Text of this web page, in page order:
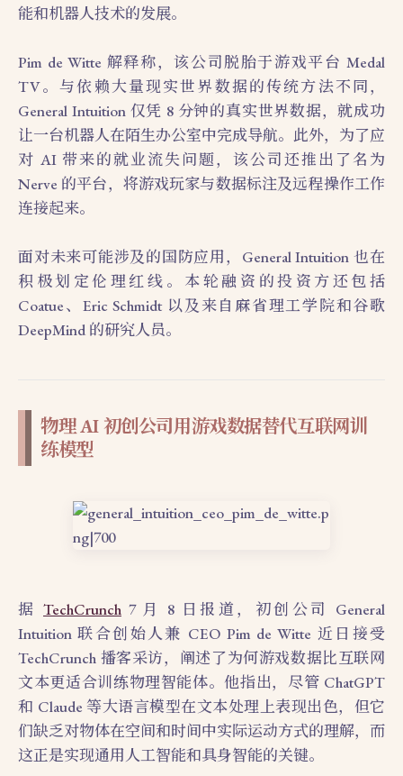
能和机器人技术的发展。
Pim de Witte 解释称，该公司脱胎于游戏平台 Medal
TV。与依赖大量现实世界数据的传统方法不同，
General Intuition 仅凭 8 分钟的真实世界数据，就成功
让一台机器人在陌生办公室中完成导航。此外，为了应
对 AI 带来的就业流失问题，该公司还推出了名为
Nerve 的平台，将游戏玩家与数据标注及远程操作工作
连接起来。
面对未来可能涉及的国防应用，General Intuition 也在
积极划定伦理红线。本轮融资的投资方还包括
Coatue、Eric Schmidt 以及来自麻省理工学院和谷歌
DeepMind 的研究人员。
物理 AI 初创公司用游戏数据替代互联网训
练模型
据 TechCrunch 7 月 8 日报道，初创公司 General
Intuition 联合创始人兼 CEO Pim de Witte 近日接受
TechCrunch 播客采访，阐述了为何游戏数据比互联网
文本更适合训练物理智能体。他指出，尽管 ChatGPT
和 Claude 等大语言模型在文本处理上表现出色，但它
们缺乏对物体在空间和时间中实际运动方式的理解，而
这正是实现通用人工智能和具身智能的关键。